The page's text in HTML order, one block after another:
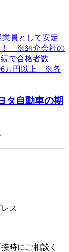
タ自動車の期
ス
時にご相談く